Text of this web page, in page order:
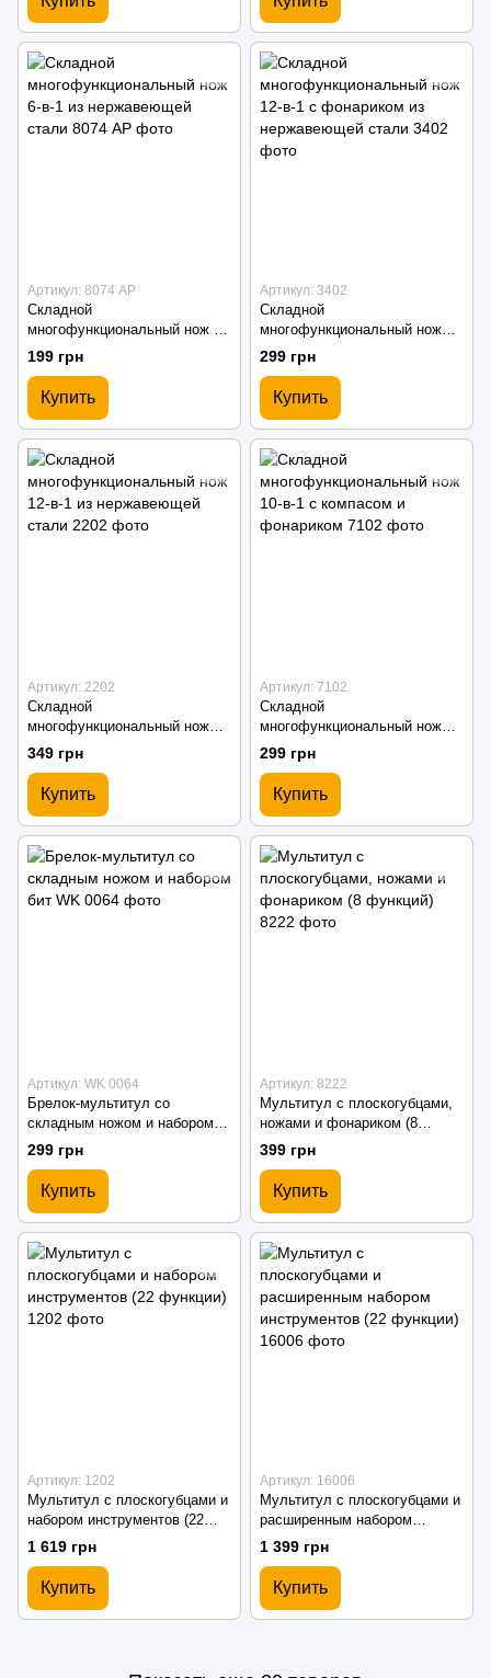
Артикул: 8074 AP
Складной
многофункциональный нож 6-
в-1 из нержавеющей стали
199 грн
Купить
Артикул: 3402
Складной
многофункциональный нож
12-в-1 с фонариком из
нержавеющей стали
299 грн
Купить
Артикул: 2202
Складной
многофункциональный нож
12-в-1 из нержавеющей стали
349 грн
Купить
Артикул: 7102
Складной
многофункциональный нож
10-в-1 с компасом и
фонариком
299 грн
Купить
Артикул: WK 0064
Брелок-мультитул со
складным ножом и набором
бит
299 грн
Купить
Артикул: 8222
Мультитул с плоскогубцами,
ножами и фонариком (8
функций)
399 грн
Купить
Артикул: 1202
Мультитул с плоскогубцами и
набором инструментов (22
функции)
1 619 грн
Купить
Артикул: 16006
Мультитул с плоскогубцами и
расширенным набором
инструментов (22 функции)
1 399 грн
Купить